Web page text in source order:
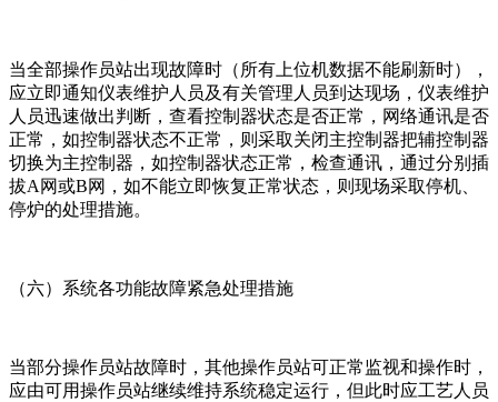
当全部操作员站出现故障时（所有上位机数据不能刷新时），
应立即通知仪表维护人员及有关管理人员到达现场，仪表维护
人员迅速做出判断，查看控制器状态是否正常，网络通讯是否
正常，如控制器状态不正常，则采取关闭主控制器把辅控制器
切换为主控制器，如控制器状态正常，检查通讯，通过分别插
拔A网或B网，如不能立即恢复正常状态，则现场采取停机、
停炉的处理措施。
（六）系统各功能故障紧急处理措施
当部分操作员站故障时，其他操作员站可正常监视和操作时，
应由可用操作员站继续维持系统稳定运行，但此时应工艺人员